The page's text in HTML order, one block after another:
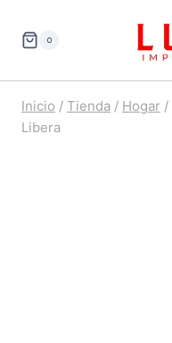
0
Inicio / Tienda / Hogar /
Libera